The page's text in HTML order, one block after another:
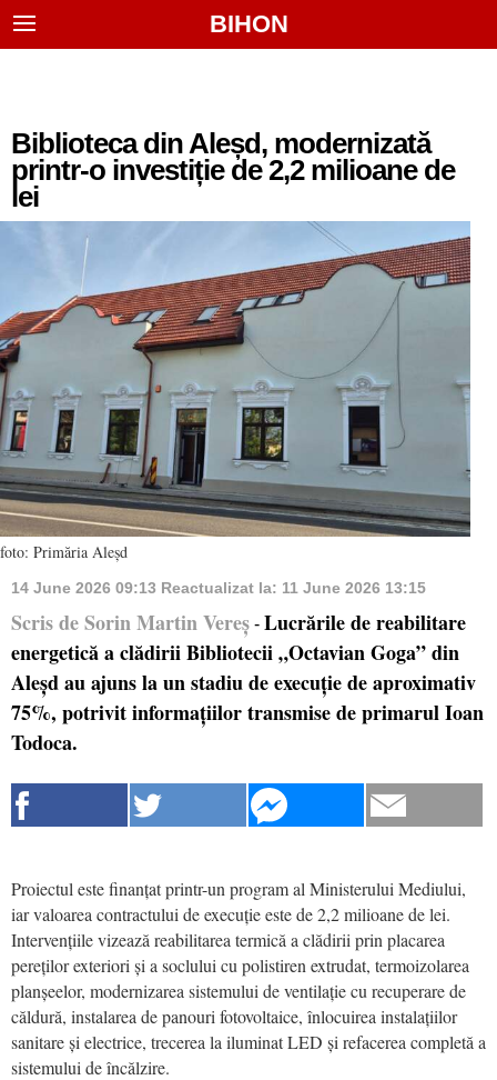
BIHON
Biblioteca din Aleșd, modernizată
printr-o investiție de 2,2 milioane de
lei
foto: Primăria Aleșd
14 June 2026 09:13 Reactualizat la: 11 June 2026 13:15
Scris de Sorin Martin Vereș - Lucrările de reabilitare
energetică a clădirii Bibliotecii „Octavian Goga” din
Aleșd au ajuns la un stadiu de execuție de aproximativ
75%, potrivit informațiilor transmise de primarul Ioan
Todoca.
Proiectul este finanțat printr-un program al Ministerului Mediului,
iar valoarea contractului de execuție este de 2,2 milioane de lei.
Intervențiile vizează reabilitarea termică a clădirii prin placarea
pereților exteriori și a soclului cu polistiren extrudat, termoizolarea
planșeelor, modernizarea sistemului de ventilație cu recuperare de
căldură, instalarea de panouri fotovoltaice, înlocuirea instalațiilor
sanitare și electrice, trecerea la iluminat LED și refacerea completă a
sistemului de încălzire.